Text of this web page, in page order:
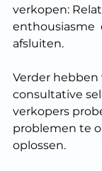
verkopen:
enthousiasme
afsluiten.
Verder hebben
consultative
verkopers
problemen te
oplossen.